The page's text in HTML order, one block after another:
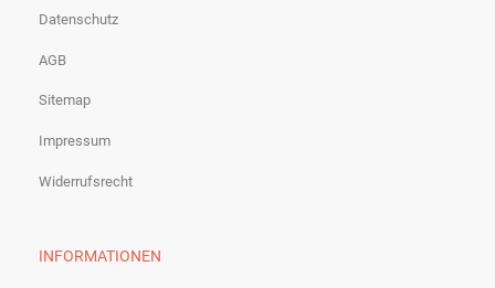
Datenschutz
AGB
Sitemap
Impressum
Widerrufsrecht
INFORMATIONEN